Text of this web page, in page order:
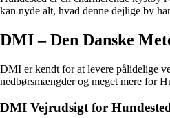
kan nyde alt, hvad denne dejlige by
DMI – Den Danske
DMI er kendt for at levere pålidelige
nedbørsmængder og meget mere for
DMI Vejrudsigt for